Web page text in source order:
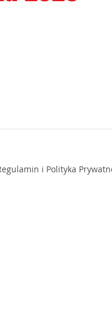
i Polityka